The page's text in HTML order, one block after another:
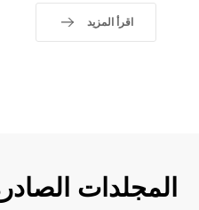
اقرأ المزيد
المجلدات